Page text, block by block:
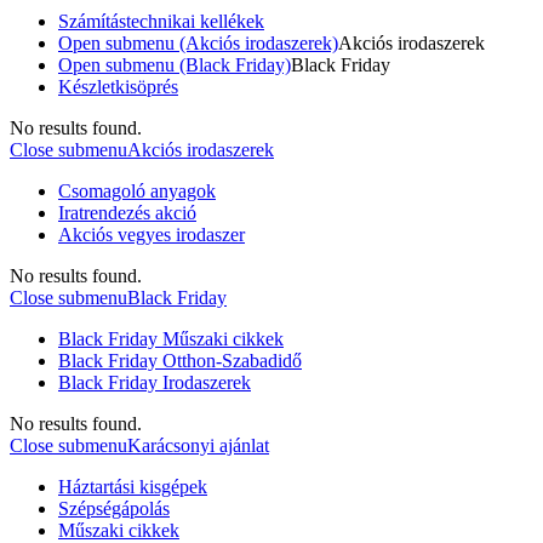
Számítástechnikai kellékek
Open submenu (Akciós irodaszerek)Akciós irodaszerek
Open submenu (Black Friday)Black Friday
Készletkisöprés
No results found.
Close submenuAkciós irodaszerek
Csomagoló anyagok
Iratrendezés akció
Akciós vegyes irodaszer
No results found.
Close submenuBlack Friday
Black Friday Műszaki cikkek
Black Friday Otthon-Szabadidő
Black Friday Irodaszerek
No results found.
Close submenuKarácsonyi ajánlat
Háztartási kisgépek
Szépségápolás
Műszaki cikkek